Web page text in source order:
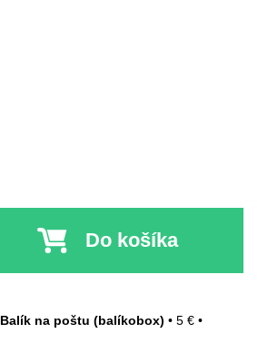
Do košíka
Balík na poštu (balíkobox) • 5 € •